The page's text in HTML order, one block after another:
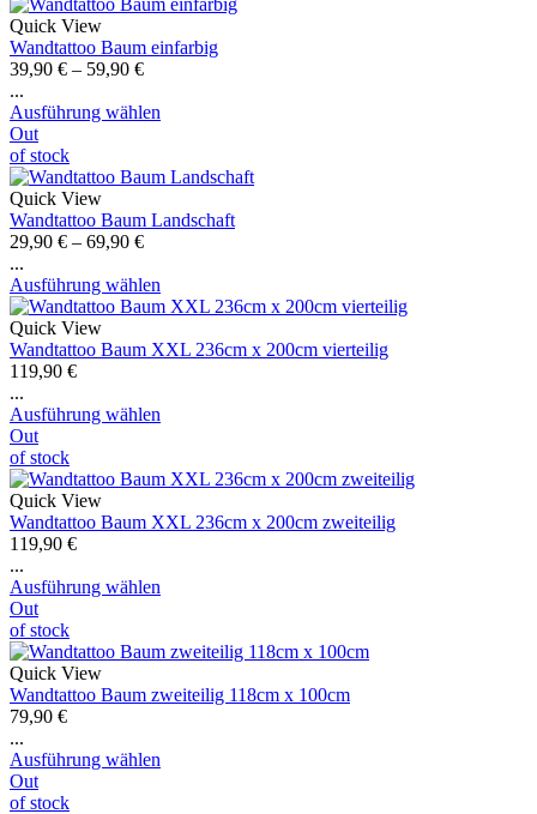
Quick View
Wandtattoo Baum einfarbig
39,90 € – 59,90 €
...
Ausführung wählen
Out
of stock
Quick View
Wandtattoo Baum Landschaft
29,90 € – 69,90 €
...
Ausführung wählen
Quick View
Wandtattoo Baum XXL 236cm x 200cm vierteilig
119,90 €
...
Ausführung wählen
Out
of stock
Quick View
Wandtattoo Baum XXL 236cm x 200cm zweiteilig
119,90 €
...
Ausführung wählen
Out
of stock
Quick View
Wandtattoo Baum zweiteilig 118cm x 100cm
79,90 €
...
Ausführung wählen
Out
of stock